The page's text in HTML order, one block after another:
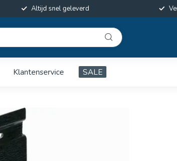
Altijd snel geleverd
Klantenservice SALE